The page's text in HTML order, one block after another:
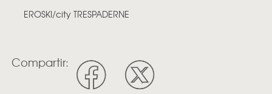
EROSKI/city TRESPADERNE
Compartir: